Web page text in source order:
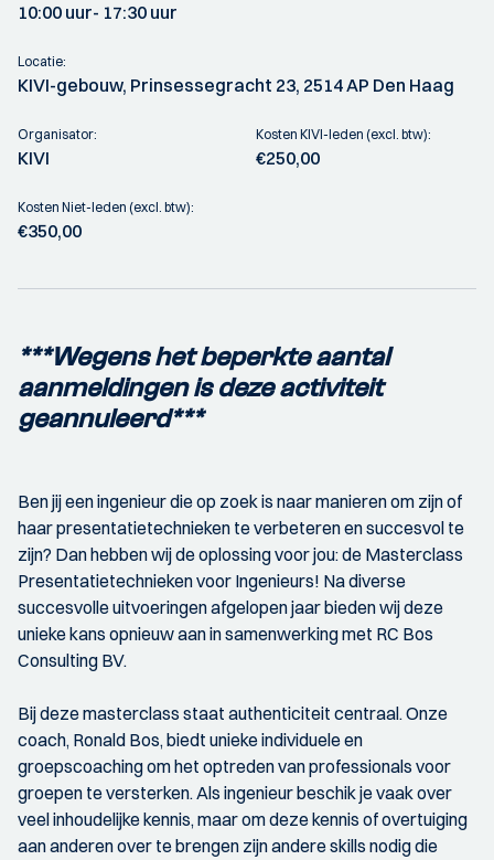
10:00 uur- 17:30 uur
Locatie:
KIVI-gebouw, Prinsessegracht 23, 2514 AP Den Haag
Organisator:
KIVI
Kosten KIVI-leden (excl. btw):
€250,00
Kosten Niet-leden (excl. btw):
€350,00
***Wegens het beperkte aantal
aanmeldingen is deze activiteit
geannuleerd***
Ben jij een ingenieur die op zoek is naar manieren om zijn of
haar presentatietechnieken te verbeteren en succesvol te
zijn? Dan hebben wij de oplossing voor jou: de Masterclass
Presentatietechnieken voor Ingenieurs! Na diverse
succesvolle uitvoeringen afgelopen jaar bieden wij deze
unieke kans opnieuw aan in samenwerking met RC Bos
Consulting BV.
Bij deze masterclass staat authenticiteit centraal. Onze
coach, Ronald Bos, biedt unieke individuele en
groepscoaching om het optreden van professionals voor
groepen te versterken. Als ingenieur beschik je vaak over
veel inhoudelijke kennis, maar om deze kennis of overtuiging
aan anderen over te brengen zijn andere skills nodig die